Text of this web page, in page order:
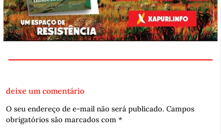
deixe um comentário
O seu endereço de e-mail não será publicado. Campos
obrigatórios são marcados com *